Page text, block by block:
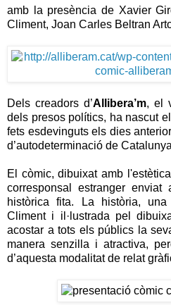
amb la presència de Xavier
Climent, Joan Carles Beltran
Dels creadors d’Allibera’m, el
dels presos polítics, ha nascut
fets esdevinguts els dies
d’autodeterminació de
El còmic, dibuixat amb
corresponsal estranger
històrica fita. La història,
Climent i il·lustrada pel
acostar a tots els públics la
manera senzilla i atractiva,
d’aquesta modalitat de relat